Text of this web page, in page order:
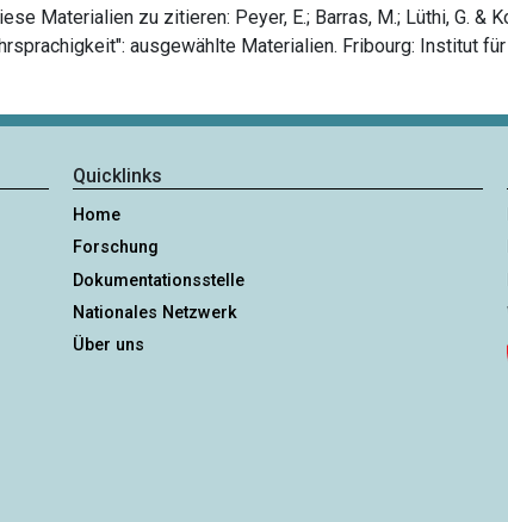
Materialien zu zitieren: Peyer, E.; Barras, M.; Lüthi, G. &
ausgewählte Materialien. Fribourg: Institut
Quicklinks
Home
Forschung
Dokumentationsstelle
Nationales Netzwerk
Über uns